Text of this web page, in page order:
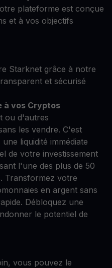
plateforme est conçue
et à vos objectifs
Starknet grâce à notre
et sécurisé
à vos Cryptos
ou d'autres
les vendre. C'est
liquidité immédiate
de votre investissement
l'une des plus de 50
Transformez votre
en argent sans
Débloquez une
le potentiel de
vous pouvez le